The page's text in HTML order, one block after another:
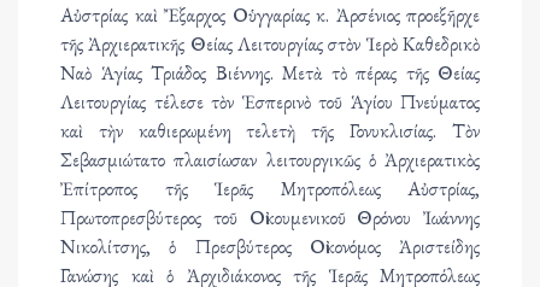
Αὐστρίας καὶ Ἔξαρχος Οὑγγαρίας κ. Ἀρσένιος προεξῆρχε
τῆς Ἀρχιερατικῆς Θείας Λειτουργίας στὸν Ἱερὸ Καθεδρικὸ
Ναὸ Ἁγίας Τριάδος Βιέννης. Μετὰ τὸ πέρας τῆς Θείας
Λειτουργίας τέλεσε τὸν Ἑσπερινὸ τοῦ Ἁγίου Πνεύματος
καὶ τὴν καθιερωμένη τελετὴ τῆς Γονυκλισίας. Τὸν
Σεβασμιώτατο πλαισίωσαν λειτουργικῶς ὁ Ἀρχιερατικὸς
Ἐπίτροπος τῆς Ἱερᾶς Μητροπόλεως Αὐστρίας,
Πρωτοπρεσβύτερος τοῦ Οἰκουμενικοῦ Θρόνου Ἰωάννης
Νικολίτσης, ὁ Πρεσβύτερος Οἰκονόμος Ἀριστείδης
Γανώσης καὶ ὁ Ἀρχιδιάκονος τῆς Ἱερᾶς Μητροπόλεως